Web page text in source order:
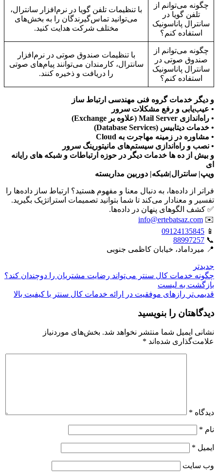
چگونه می‌توانم از
تلفن گویا در
سانترال پاناسونیک
استفاده کنم؟
با تنظیمات تلفن گویا در نرم‌افزار سانترال،
می‌توانید تماس‌گیرندگان را به بخش‌های
مختلف شرکت هدایت کنید.
چگونه می‌توانم از
صندوق صوتی در
سانترال پاناسونیک
استفاده کنم؟
با تنظیمات صندوق صوتی در نرم‌افزار
سانترال، کارمندان می‌توانند پیام‌های صوتی
را دریافت و ذخیره کنند.
و دیگر خدمات گروه فنی مهندسی ارتباط ساز
• عیب‌یابی و رفع مشکلات سرور
• راه‌اندازی Mail Server (علاوه بر Exchange)
• خدمات دیتابیس (Database Services)
• مشاوره در زمینه مهاجرت به Cloud
• نصب و راه‌اندازی سیستم‌های مانیتورینگ سرور
و بیش از ده ها خدمات دیگر در حوزه ارتباطات و شبکه های رایانه
ای
ویپ| سانترال|شبکه| دوربین مداربسته
فراتر از داده‌ها، به دنبال معنا و مفهوم هستید؟ ارتباط ساز داده‌ها را
تفسیر و معنادار می‌کند تا شما بتوانید تصمیمات استراتژیک بگیرید.
✅ کشف الگوهای پنهان در داده‌ها.
✉️
info@ertebatsaz.com
📱
09124135845
📞
88997257
📍 میرداماد، خیابان کاظمی جنوبی
جدیدتر
چگونه خدمات کال سنتر می‌تواند رضایت مشتریان را دوچندان کند؟
بازگشت بە لیست
قدیمی‌تر رازهای موفقیت در ارائه خدمات کال سنتر با کیفیت بالا
دیدگاهتان را بنویسید
نشانی ایمیل شما منتشر نخواهد شد. بخش‌های موردنیاز
علامت‌گذاری شده‌اند *
دیدگاه *
نام *
ایمیل *
وب‌ سایت